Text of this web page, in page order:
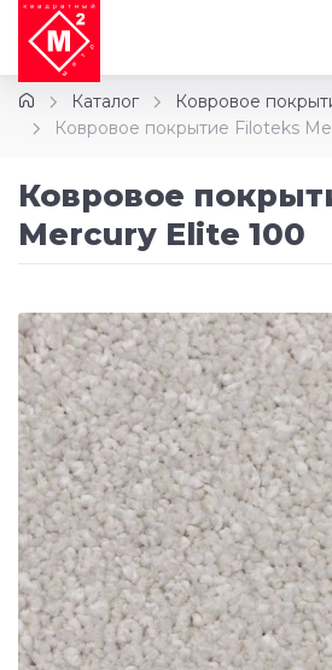
Каталог
Ковровое
Ковровое покрытие Filoteks
Ковровое
Mercury Elite 100